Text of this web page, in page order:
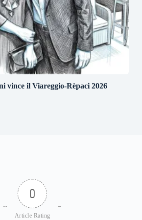
vince il Viareggio-Rèpaci 2026
0
Article Rating